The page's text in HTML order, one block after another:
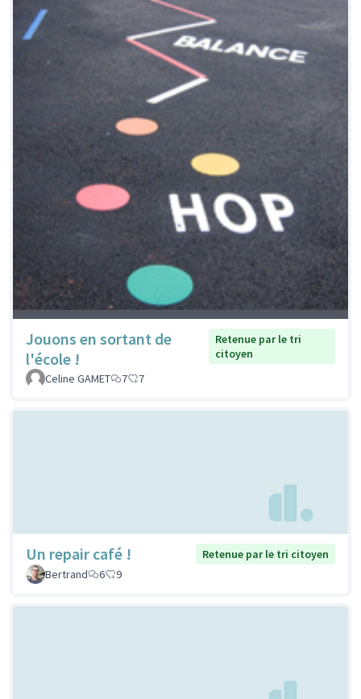
Jouons en sortant de
l'école !
Retenue par le tri
citoyen
Celine GAMET
7 7
Un repair café !
Retenue par le tri citoyen
Bertrand
6 9